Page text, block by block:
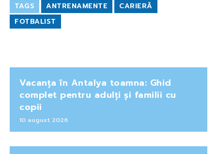
TAGS ANTRENAMENTE
CARIERĂ
FOTBALIST
Vacanța în Antalya toamna: Ghid
complet pentru adulți și familii cu
copii
10 august 2026